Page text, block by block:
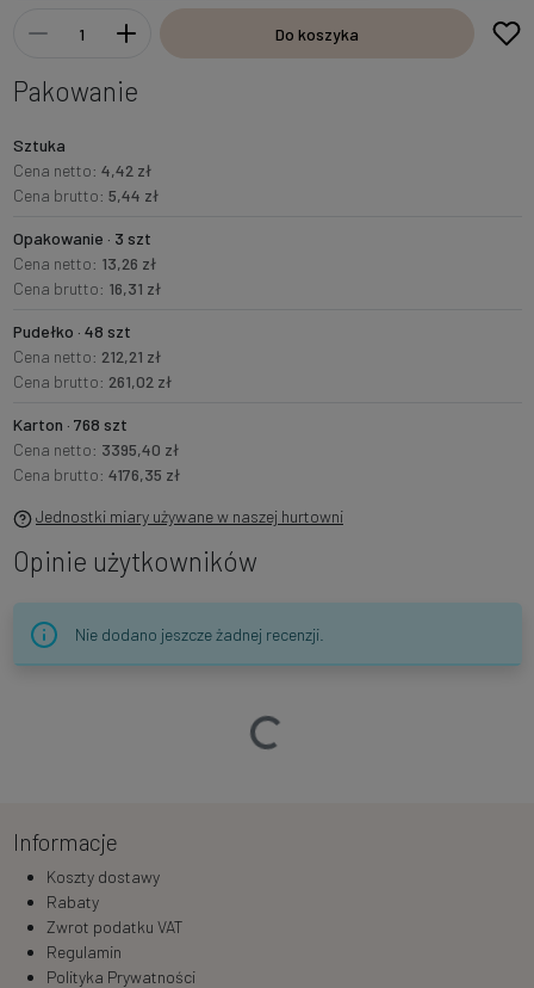
Do koszyka
Pakowanie
Sztuka
Cena netto: 4,42 zł
Cena brutto: 5,44 zł
Opakowanie · 3 szt
Cena netto: 13,26 zł
Cena brutto: 16,31 zł
Pudełko · 48 szt
Cena netto: 212,21 zł
Cena brutto: 261,02 zł
Karton · 768 szt
Cena netto: 3395,40 zł
Cena brutto: 4176,35 zł
Jednostki miary używane w naszej hurtowni
Opinie użytkowników
Nie dodano jeszcze żadnej recenzji.
Ładowanie…
Informacje
Koszty dostawy
Rabaty
Zwrot podatku VAT
Regulamin
Polityka Prywatności